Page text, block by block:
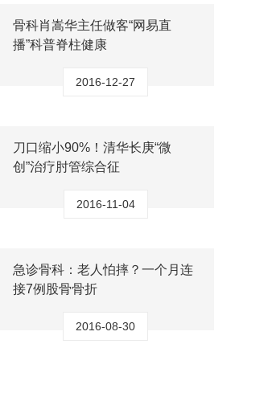
骨科肖嵩华主任做客“网易直
播”科普脊柱健康
2016-12-27
刀口缩小90%！清华长庚“微
创”治疗肘管综合征
2016-11-04
急诊骨科：老人怕摔？一个月连
接7例股骨骨折
2016-08-30